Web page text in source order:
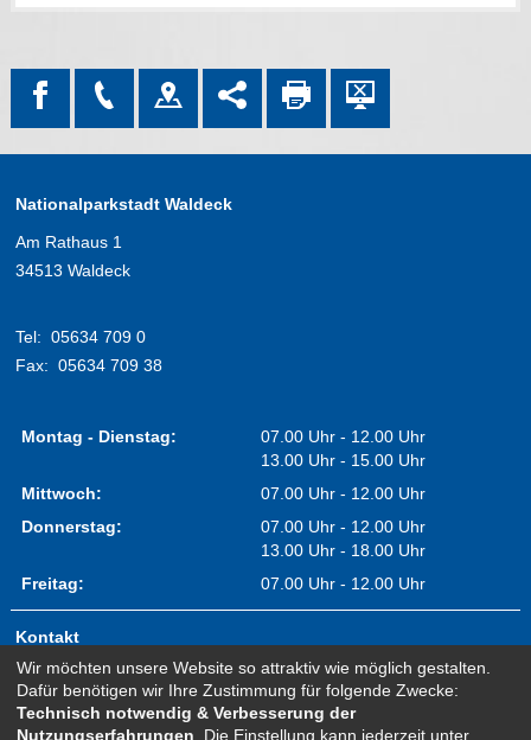
Nationalparkstadt Waldeck
Am Rathaus 1
34513 Waldeck
Tel: 05634 709 0
Fax: 05634 709 38
Montag - Dienstag:
07.00 Uhr - 12.00 Uhr
13.00 Uhr - 15.00 Uhr
Mittwoch:
07.00 Uhr - 12.00 Uhr
Donnerstag:
07.00 Uhr - 12.00 Uhr
13.00 Uhr - 18.00 Uhr
Freitag:
07.00 Uhr - 12.00 Uhr
Kontakt
Impressum
Erklärung zur Barrierefreiheit
Wir möchten unsere Website so attraktiv wie möglich gestalten.
Dafür benötigen wir Ihre Zustimmung für folgende Zwecke:
Technisch notwendig & Verbesserung der
Nutzungserfahrungen . Die Einstellung kann jederzeit unter